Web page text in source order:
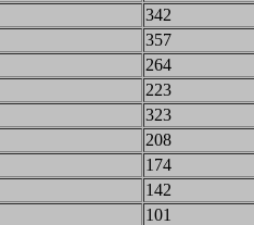
342
357
264
223
323
208
174
142
101